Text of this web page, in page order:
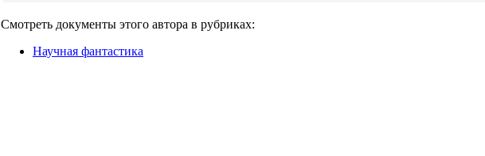
Смотреть документы этого автора в рубриках:
Научная фантастика